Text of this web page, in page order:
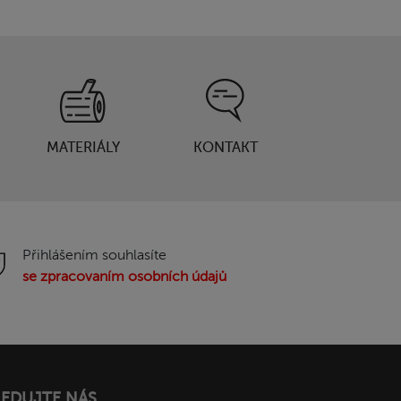
MATERIÁLY KONTAKT
Přihlášením souhlasíte
se zpracovaním osobních údajů